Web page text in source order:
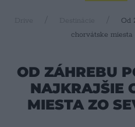
Drive
Od
chorvátske
OD ZÁHREBU
NAJKRAJŠIE
MIESTA ZO